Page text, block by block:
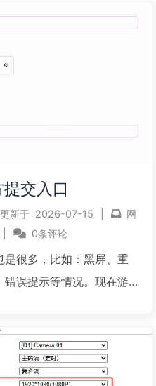
运行执行即可，开机执
交入口
更新于 2026-07-15
网
0条评论
很多，比如：黑屏、重
错误提示等情况。现在游
便官方在第一时间解决
游戏中遇到各种问题，